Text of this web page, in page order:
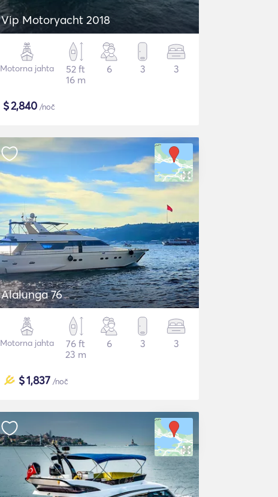
Vip Motoryacht 2018
Motorna jahta
52 ft
16 m
6 3 3
$2,840 /noč
Alalunga 76
Motorna jahta
76 ft
23 m
6 3 3
$1,837 /noč